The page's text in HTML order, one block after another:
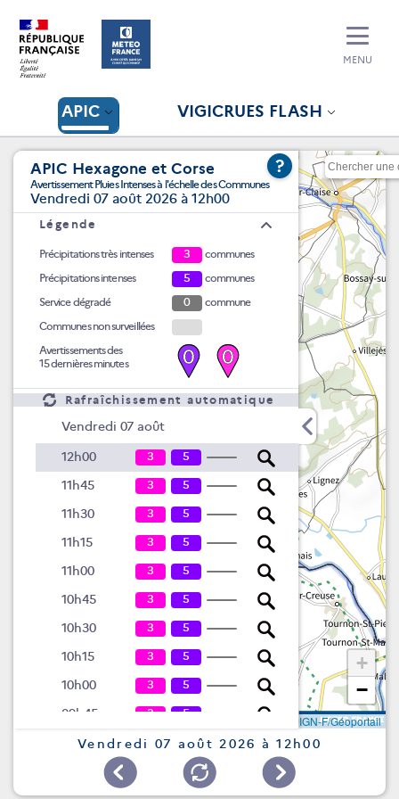
APIC VIGICRUES FLASH
MENU
APIC Hexagone et Corse
Avertissement Pluies Intenses à l'échelle des Communes
Vendredi 07 août 2026 à 12h00
?
Légende
Précipitations très intenses 3
communes
Précipitations intenses
5
communes
Service dégradé
0
commune
Communes non surveillées
Avertissements des
15 dernières minutes
0 0
Rafraîchissement automatique
Vendredi 07 août
12h00 3 5
11h45 3 5
11h30 3 5
11h15 3 5
11h00 3 5
10h45 3 5
10h30 3 5
10h15 3 5
10h00 3 5
09h45 3 5
09h30 5
5
+
−
IGN-F/Géoportail
Vendredi 07 août 2026 à 12h00